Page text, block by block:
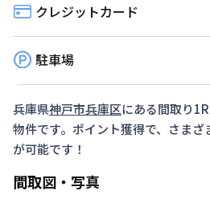
クレジットカード
駐車場
兵庫県神戸市兵庫区にある間取り1R
物件です。ポイント獲得で、さま
が可能です！
間取図・写真